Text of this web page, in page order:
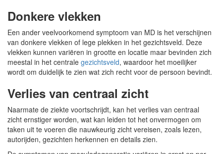
Donkere vlekken
Een ander veelvoorkomend symptoom van MD is het verschijnen
van donkere vlekken of lege plekken in het gezichtsveld. Deze
vlekken kunnen variëren in grootte en locatie maar bevinden zich
meestal in het centrale gezichtsveld, waardoor het moeilijker
wordt om duidelijk te zien wat zich recht voor de persoon bevindt.
Verlies van centraal zicht
Naarmate de ziekte voortschrijdt, kan het verlies van centraal
zicht ernstiger worden, wat kan leiden tot het onvermogen om
taken uit te voeren die nauwkeurig zicht vereisen, zoals lezen,
autorijden, gezichten herkennen en details zien.